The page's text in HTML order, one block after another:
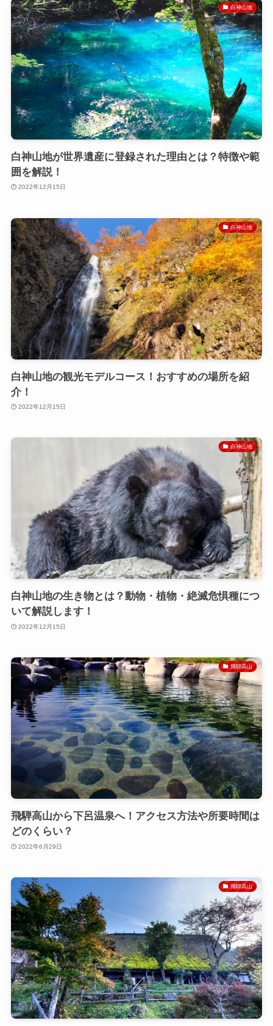
白神山地
白神山地が世界遺産に登録された理由とは？特徴や範
囲を解説！
2022年12月15日
白神山地
白神山地の観光モデルコース！おすすめの場所を紹
介！
2022年12月15日
白神山地
白神山地の生き物とは？動物・植物・絶滅危惧種につ
いて解説します！
2022年12月15日
飛騨高山
飛騨高山から下呂温泉へ！アクセス方法や所要時間は
どのくらい？
2022年6月29日
飛騨高山